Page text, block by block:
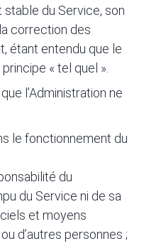
du Service, son
correction des
étant entendu que le
« tel quel ».
l’Administration ne
le fonctionnement du
du
du Service ni de sa
et moyens
d’autres personnes ;